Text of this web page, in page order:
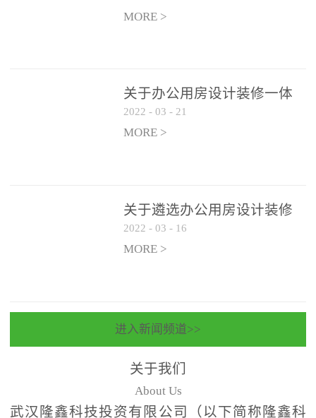
MORE >
关于办公用房设计装修一体
化项目 跟踪审计和监理单位
遴选结果的公告
2022 - 03 - 21
MORE >
关于遴选办公用房设计装修
一体化项目 跟踪审计和监理
单位的公告
2022 - 03 - 16
MORE >
进入新闻频道>>
关于我们
About Us
武汉隆鑫科技投资有限公司（以下简称隆鑫科